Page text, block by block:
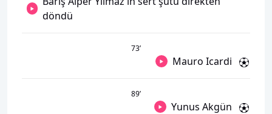
döndü
73’
Mauro Icardi
89’
Yunus Akgün